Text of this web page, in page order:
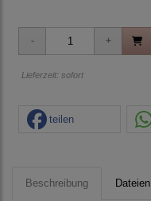
Lieferzeit: sofort
teilen
Beschreibung Dateien